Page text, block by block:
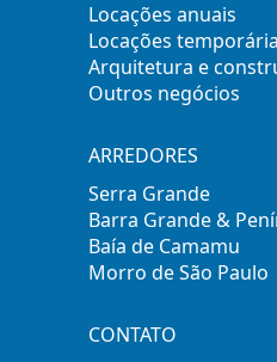
Locações anuais
Locações
Arquitetura e
Outros negócios
ARREDORES
Serra Grande
Barra Grande &
Baía de Camamu
Morro de São Paulo
CONTATO